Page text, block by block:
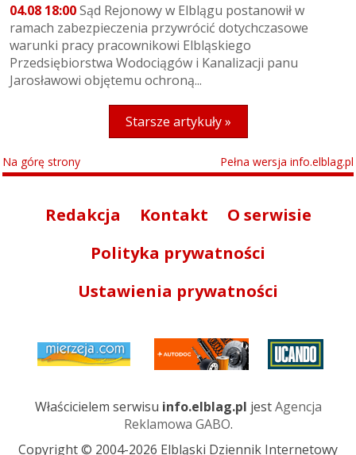
04.08 18:00Sąd Rejonowy w Elblągu postanowił w
ramach zabezpieczenia przywrócić dotychczasowe
warunki pracy pracownikowi Elbląskiego
Przedsiębiorstwa Wodociągów i Kanalizacji panu
Jarosławowi objętemu ochroną...
Starsze artykuły »
Na górę strony Pełna wersja info.elblag.pl
Redakcja Kontakt
O serwisie
Polityka prywatności
Ustawienia prywatności
Właścicielem serwisu info.elblag.pl jestAgencja
Reklamowa GABO.
Copyright © 2004-2026 Elbląski Dziennik Internetowy